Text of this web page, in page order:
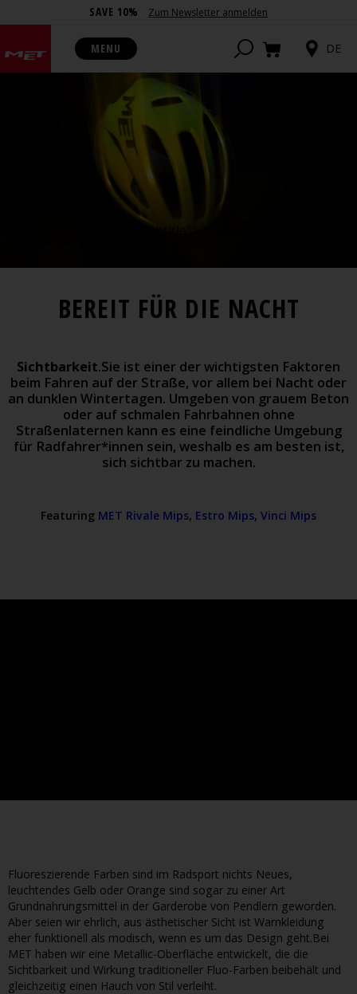
SAVE 10% Zum Newsletter anmelden
MENU DE
< class="color- hero__subtitle"> < class="color-
BEREIT FÜR DIE NACHT
Sichtbarkeit.Sie ist einer der wichtigsten Faktoren
beim Fahren auf der Straße, vor allem bei Nacht oder
an dunklen Wintertagen. Umgeben von grauem Beton
oder auf schmalen Fahrbahnen ohne
Straßenlaternen kann es eine feindliche Umgebung
für Radfahrer*innen sein, weshalb es am besten ist,
sich sichtbar zu machen.
Featuring MET Rivale Mips, Estro Mips, Vinci Mips
Fluoreszierende Farben sind im Radsport nichts Neues,
leuchtendes Gelb oder Orange sind sogar zu einer Art
Grundnahrungsmittel in der Garderobe von Pendlern geworden.
Aber seien wir ehrlich, aus ästhetischer Sicht ist Warnkleidung
eher funktionell als modisch, wenn es um das Design geht.Bei
MET haben wir eine Metallic-Oberfläche entwickelt, die die
Sichtbarkeit und Wirkung traditioneller Fluo-Farben beibehält und
gleichzeitig einen Hauch von Stil verleiht.